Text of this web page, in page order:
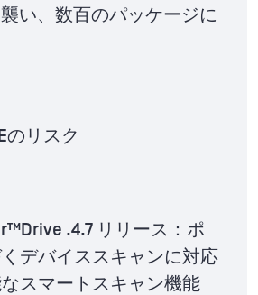
い、数百のパッケージに
のリスク
.4.7 リリース：ポ
デバイススキャンに対応
スマートスキャン機能